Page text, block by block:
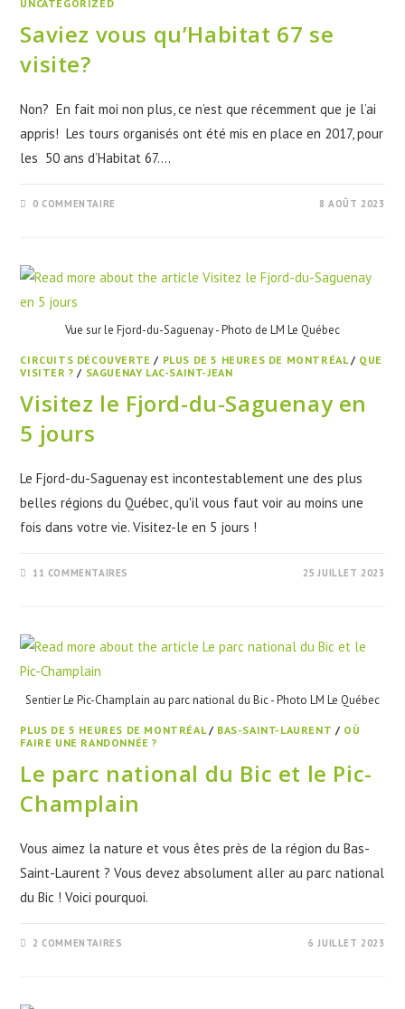
UNCATEGORIZED
Saviez vous qu’Habitat 67 se
visite?
Non? En fait moi non plus, ce n’est que récemment que je l’ai
appris! Les tours organisés ont été mis en place en 2017, pour
les 50 ans d’Habitat 67.…
0 COMMENTAIRE 8 AOÛT 2023
Vue sur le Fjord-du-Saguenay - Photo de LM Le Québec
CIRCUITS DÉCOUVERTE / PLUS DE 5 HEURES DE MONTRÉAL/ QUE
VISITER ? / SAGUENAY LAC-SAINT-JEAN
Visitez le Fjord-du-Saguenay en
5 jours
Le Fjord-du-Saguenay est incontestablement une des plus
belles régions du Québec, qu'il vous faut voir au moins une
fois dans votre vie. Visitez-le en 5 jours !
11 COMMENTAIRES 25 JUILLET 2023
Sentier Le Pic-Champlain au parc national du Bic - Photo LM Le Québec
PLUS DE 5 HEURES DE MONTRÉAL/ BAS-SAINT-LAURENT / OÙ
FAIRE UNE RANDONNÉE ?
Le parc national du Bic et le Pic-
Champlain
Vous aimez la nature et vous êtes près de la région du Bas-
Saint-Laurent ? Vous devez absolument aller au parc national
du Bic ! Voici pourquoi.
2 COMMENTAIRES 6 JUILLET 2023